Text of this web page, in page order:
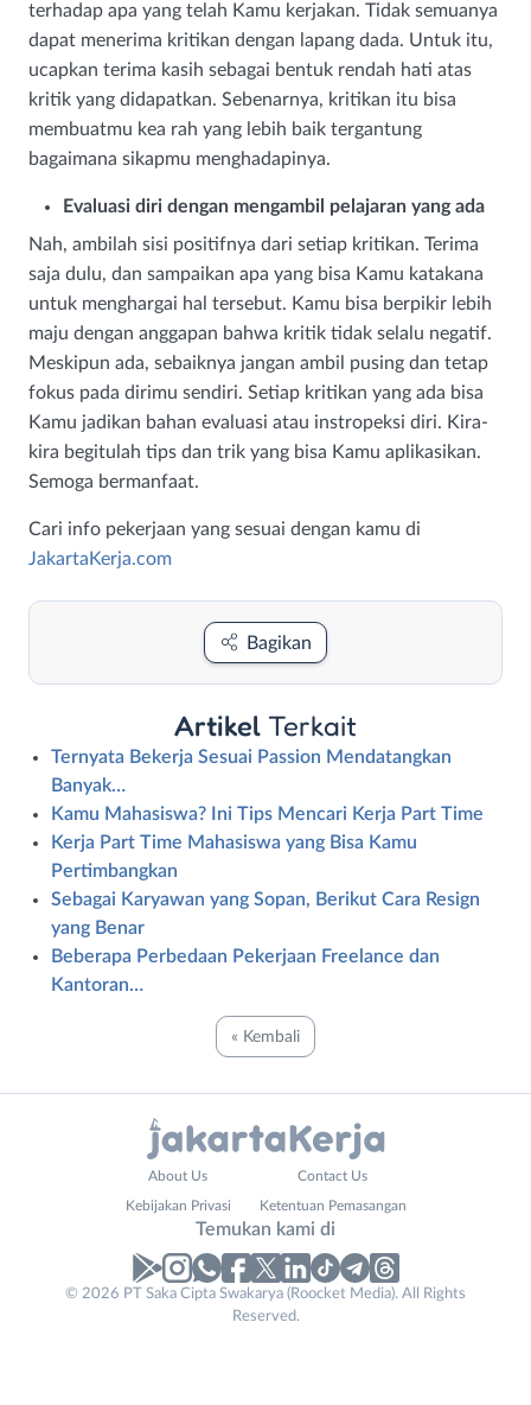
terhadap apa yang telah Kamu kerjakan. Tidak semuanya
dapat menerima kritikan dengan lapang dada. Untuk itu,
ucapkan terima kasih sebagai bentuk rendah hati atas
kritik yang didapatkan. Sebenarnya, kritikan itu bisa
membuatmu kea rah yang lebih baik tergantung
bagaimana sikapmu menghadapinya.
Evaluasi diri dengan mengambil pelajaran yang ada
Nah, ambilah sisi positifnya dari setiap kritikan. Terima
saja dulu, dan sampaikan apa yang bisa Kamu katakana
untuk menghargai hal tersebut. Kamu bisa berpikir lebih
maju dengan anggapan bahwa kritik tidak selalu negatif.
Meskipun ada, sebaiknya jangan ambil pusing dan tetap
fokus pada dirimu sendiri. Setiap kritikan yang ada bisa
Kamu jadikan bahan evaluasi atau instropeksi diri. Kira-
kira begitulah tips dan trik yang bisa Kamu aplikasikan.
Semoga bermanfaat.
Cari info pekerjaan yang sesuai dengan kamu di
JakartaKerja.com
Bagikan
Artikel Terkait
Ternyata Bekerja Sesuai Passion Mendatangkan
Banyak…
Kamu Mahasiswa? Ini Tips Mencari Kerja Part Time
Kerja Part Time Mahasiswa yang Bisa Kamu
Pertimbangkan
Sebagai Karyawan yang Sopan, Berikut Cara Resign
yang Benar
Beberapa Perbedaan Pekerjaan Freelance dan
Kantoran…
« Kembali
About Us Contact Us
Kebijakan Privasi Ketentuan Pemasangan
Temukan kami di
© 2026 PT Saka Cipta Swakarya (Roocket Media). All Rights
Reserved.